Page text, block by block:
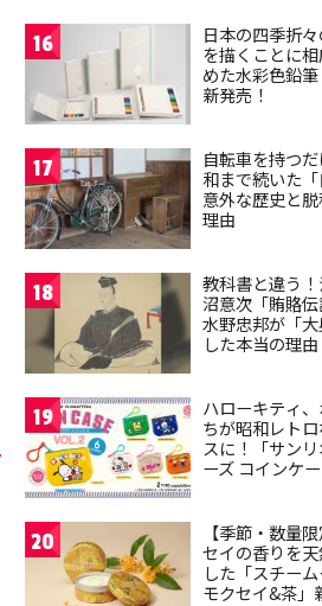
16
日本の四季折
を描くことに
めた水彩色鉛
新発売！
17
自転車を持つ
和まで続いた
意外な歴史と
理由
18
教科書と違う
沼意次「賄賂伝
水野忠邦が「
した本当の理由
19
ハローキティ
ちが昭和レト
スに！「サン
ーズ コインケ
20
【季節・数量
セイの香りを
した「スチー
モクセイ&茶」